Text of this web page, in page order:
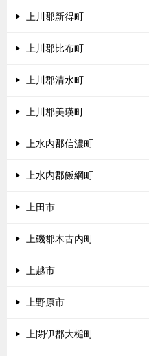
上川郡新得町
上川郡比布町
上川郡清水町
上川郡美瑛町
上水内郡信濃町
上水内郡飯綱町
上田市
上磯郡木古内町
上越市
上野原市
上閉伊郡大槌町